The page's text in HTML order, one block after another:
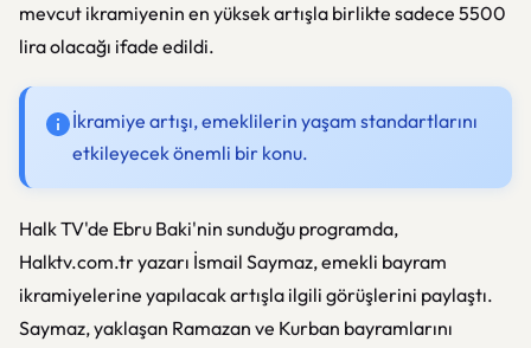
mevcut ikramiyenin en yüksek artışla birlikte sadece 5500
lira olacağı ifade edildi.
İkramiye artışı, emeklilerin yaşam standartlarını
etkileyecek önemli bir konu.
Halk TV'de Ebru Baki'nin sunduğu programda,
Halktv.com.tr yazarı İsmail Saymaz, emekli bayram
ikramiyelerine yapılacak artışla ilgili görüşlerini paylaştı.
Saymaz, yaklaşan Ramazan ve Kurban bayramlarını